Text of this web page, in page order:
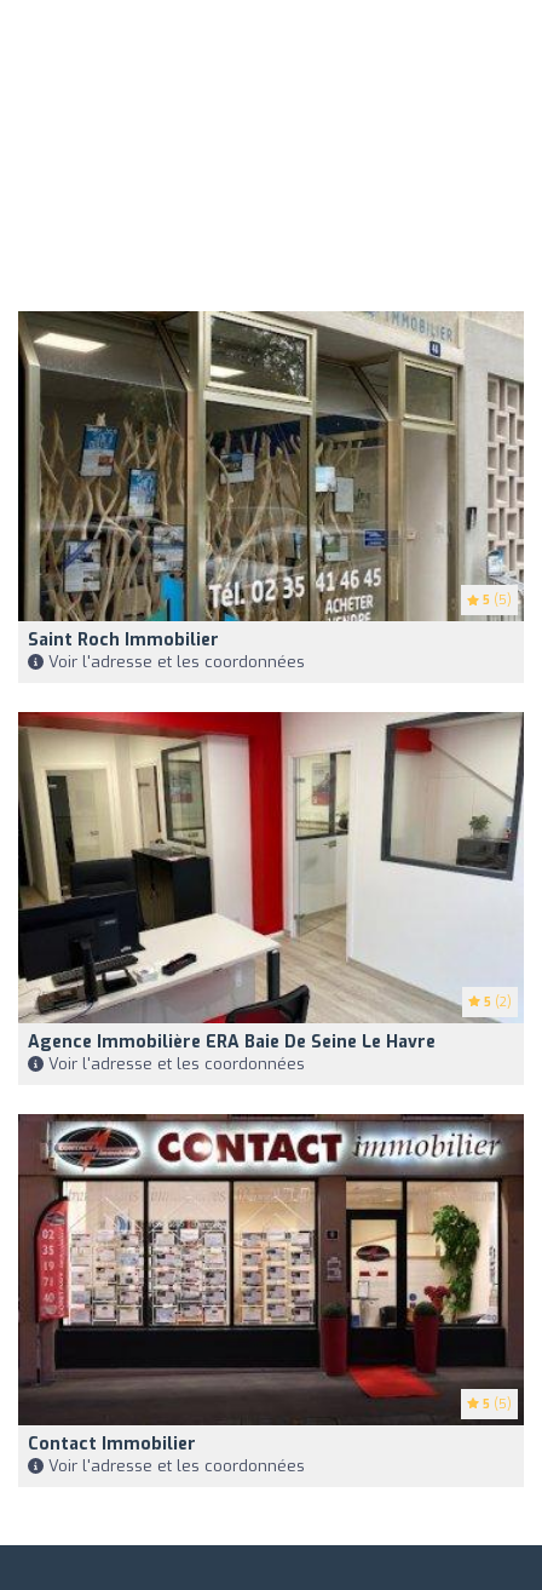
5 (5)
Saint Roch Immobilier
Voir l'adresse et les coordonnées
5 (2)
Agence Immobilière ERA Baie De Seine Le Havre
Voir l'adresse et les coordonnées
5 (5)
Contact Immobilier
Voir l'adresse et les coordonnées